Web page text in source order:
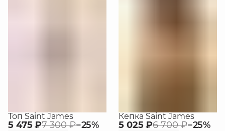
Топ Saint James
5 475 ₽7 300 ₽−25%
Кепка Saint James
5 025 ₽6 700 ₽−25%